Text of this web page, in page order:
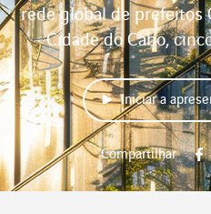
rede global de prefeitos
Cidade do Cabo,
Iniciar a
Compartilhar